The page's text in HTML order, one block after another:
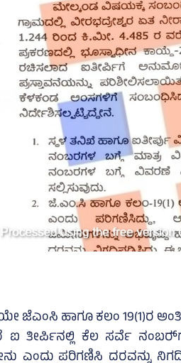
ಜೆಎಂಸಿ ಹಾಗೂ ಕಲಂ 19(1)ರ
ತೀರ್ಪಿನಲ್ಲಿ ಕೆಲ ಸರ್ವೆ
ಎಂದು ಪರಿಗಣಿಸಿ ದರವನ್ನು